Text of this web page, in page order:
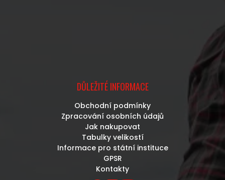
DŮLEŽITÉ INFORMACE
Obchodní podmínky
Zpracování osobních údajů
Jak nakupovat
Tabulky velikostí
Informace pro státní instituce
GPSR
Kontakty